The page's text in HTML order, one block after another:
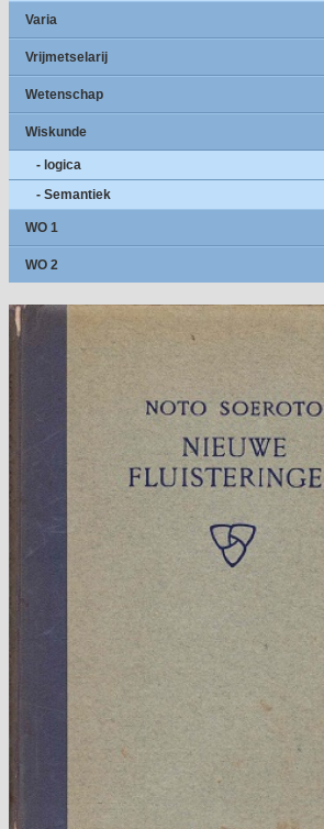
Varia
Vrijmetselarij
Wetenschap
Wiskunde
- logica
- Semantiek
WO 1
WO 2